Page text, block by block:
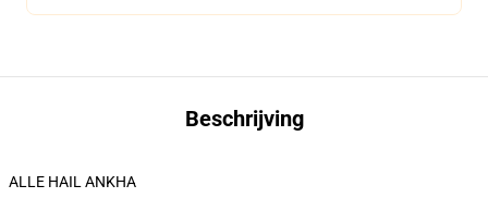
Beschrijving
ALLE HAIL ANKHA